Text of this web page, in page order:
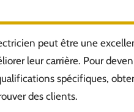
peut être une
leur carrière. Pour
spécifiques,
des clients.